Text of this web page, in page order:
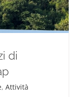
di
,Attività